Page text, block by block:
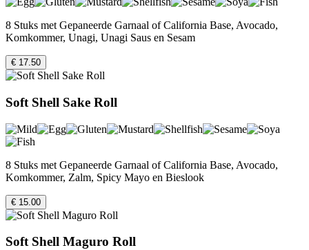
8 Stuks met Gepaneerde Garnaal of California Base, Avocado,
Komkommer, Unagi, Unagi Saus en Sesam
€ 17.50
Soft Shell Sake Roll
8 Stuks met Gepaneerde Garnaal of California Base, Avocado,
Komkommer, Zalm, Spicy Mayo en Bieslook
€ 15.00
Soft Shell Maguro Roll